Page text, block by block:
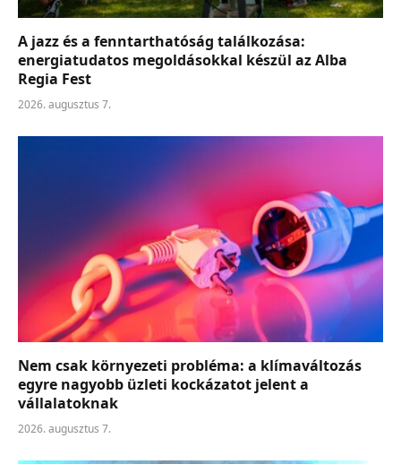
A jazz és a fenntarthatóság találkozása:
energiatudatos megoldásokkal készül az Alba
Regia Fest
2026. augusztus 7.
Nem csak környezeti probléma: a klímaváltozás
egyre nagyobb üzleti kockázatot jelent a
vállalatoknak
2026. augusztus 7.